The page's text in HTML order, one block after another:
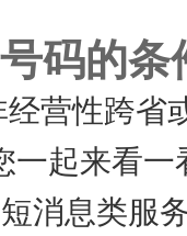
码的条
营性跨
一起来看
消息类服